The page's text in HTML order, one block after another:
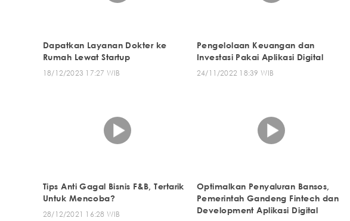
Dapatkan Layanan Dokter ke
Rumah Lewat Startup
18/12/2023 17:27 WIB
Pengelolaan Keuangan dan
Investasi Pakai Aplikasi Digital
24/11/2022 18:39 WIB
Tips Anti Gagal Bisnis F&B, Tertarik
Untuk Mencoba?
28/12/2021 16:28 WIB
Optimalkan Penyaluran Bansos,
Pemerintah Gandeng Fintech dan
Development Aplikasi Digital